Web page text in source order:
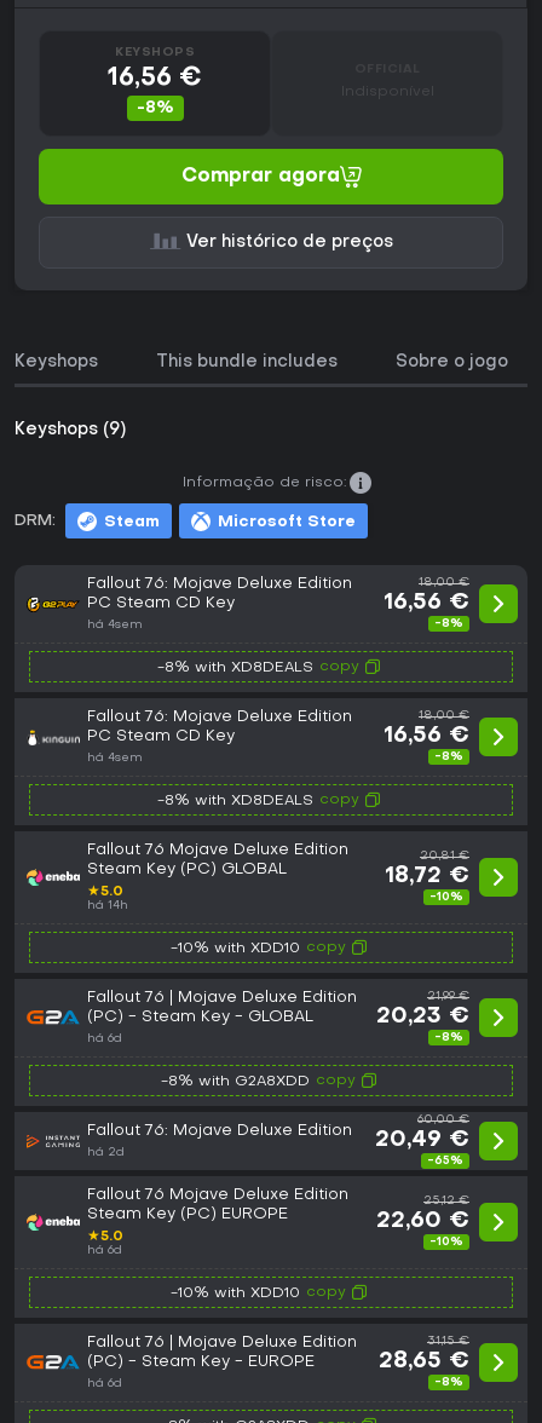
KEYSHOPS
16,56 €
-8%
Indisponível
Comprar agora
Ver histórico de preços
Keyshops This bundle includes Sobre o jogo
Keyshops (9)
DRM: Steam Microsoft Store
Informação de risco:
Fallout 76: Mojave Deluxe Edition
PC Steam CD Key
há 4sem
18,00 €
16,56 €
-8%
-8% with XD8DEALS copy
Fallout 76: Mojave Deluxe Edition
PC Steam CD Key
há 4sem
18,00 €
16,56 €
-8%
-8% with XD8DEALS copy
Fallout 76 Mojave Deluxe Edition
Steam Key (PC) GLOBAL
★5.0
há 14h
20,81 €
18,72 €
-10%
-10% with XDD10 copy
Fallout 76 | Mojave Deluxe Edition
(PC) - Steam Key - GLOBAL
há 6d
21,99 €
20,23 €
-8%
-8% with G2A8XDD copy
Fallout 76: Mojave Deluxe Edition
há 2d
60,00 €
20,49 €
-65%
Fallout 76 Mojave Deluxe Edition
Steam Key (PC) EUROPE
★5.0
há 6d
25,12 €
22,60 €
-10%
-10% with XDD10 copy
Fallout 76 | Mojave Deluxe Edition
(PC) - Steam Key - EUROPE
há 6d
31,15 €
28,65 €
-8%